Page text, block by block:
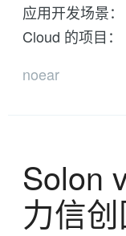
应用开发场景
Cloud 的项目
noear
Solon
力信